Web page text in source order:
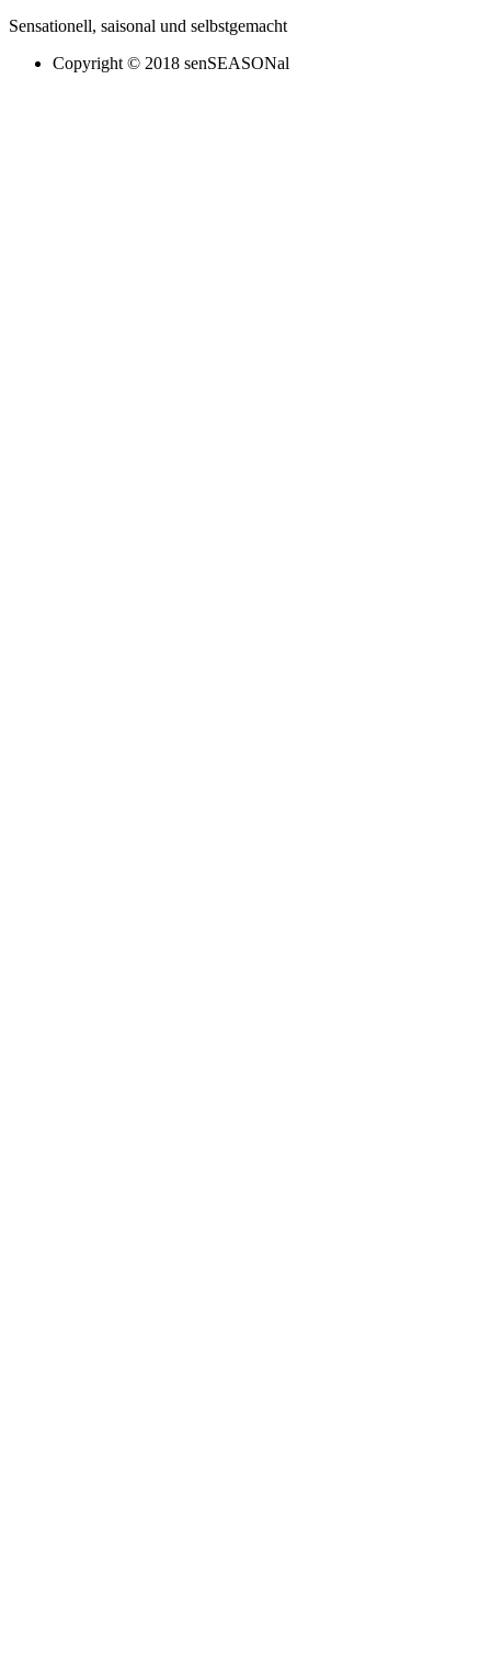
Sensationell, saisonal und selbstgemacht
Copyright © 2018 senSEASONal